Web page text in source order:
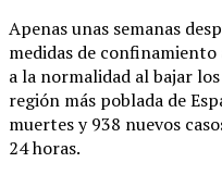
Apenas unas semanas
medidas de
a la normalidad al bajar
región más poblada de
muertes y 938 nuevos
24 horas.